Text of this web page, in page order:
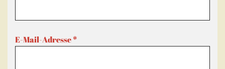
E-Mail-Adresse*